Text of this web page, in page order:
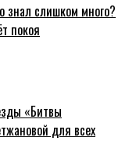
знал слишком много?
покоя
«Битвы
для всех